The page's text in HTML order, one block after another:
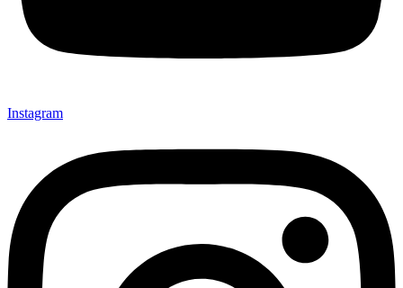
Instagram